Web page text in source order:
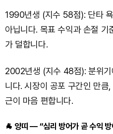
1990년생 (지수 58점): 단타
아닙니다. 목표 수익과 손절 기
가 덜합니다.
2002년생 (지수 48점): 분위
니다. 시장이 공포 구간인 만큼
근이 마음 편합니다.
🐐 양띠 — “심리 방어가 곧 수익 방